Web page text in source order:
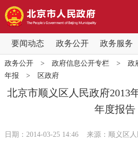
要闻动态 政务公开 政务服务
要闻动态
党中央精神 国务院信息
北京要闻 会议信息
政务公开> 政府信息公开专栏> 政
年报 > 区政府
北京市顺义区人民政府2013
年度报告
日期：2014-03-25 14:46 来源：顺义区